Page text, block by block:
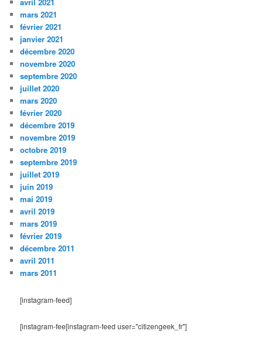
mars 2021
février 2021
janvier 2021
décembre 2020
novembre 2020
septembre 2020
juillet 2020
mars 2020
février 2020
décembre 2019
novembre 2019
octobre 2019
septembre 2019
juillet 2019
juin 2019
mai 2019
avril 2019
mars 2019
février 2019
décembre 2011
avril 2011
mars 2011
[instagram-feed]
[instagram-fee[instagram-feed user="citizengeek_fr"]